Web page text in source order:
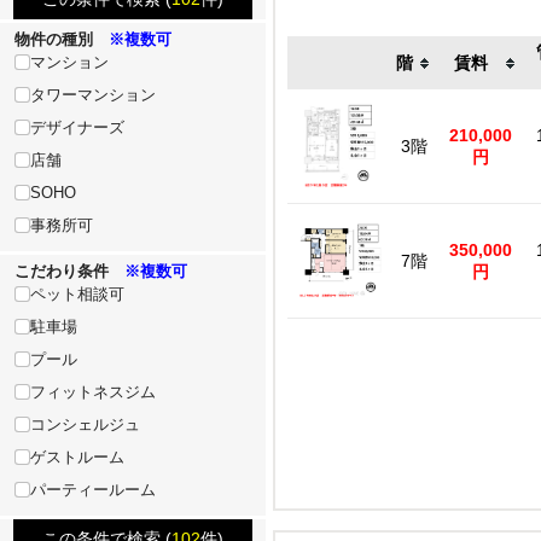
階 賃料
3階
210,000
円
7階
350,000
円
物件の種別
※複数可
マンション
タワーマンション
デザイナーズ
店舗
SOHO
事務所可
こだわり条件
※複数可
ペット相談可
駐車場
プール
フィットネスジム
コンシェルジュ
ゲストルーム
パーティールーム